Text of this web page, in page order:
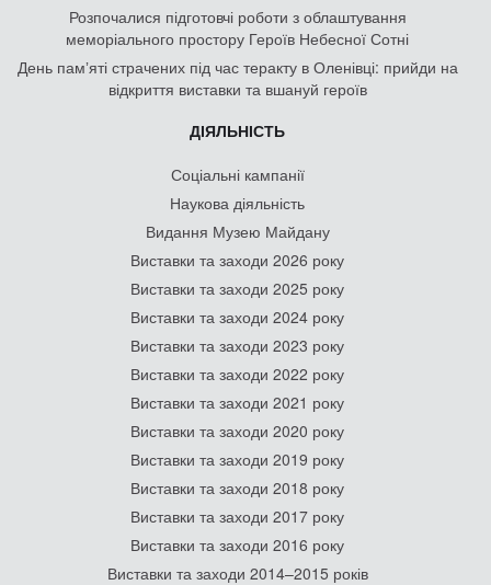
Розпочалися підготовчі роботи з облаштування
меморіального простору Героїв Небесної Сотні
День памʼяті страчених під час теракту в Оленівці: прийди на
відкриття виставки та вшануй героїв
ДІЯЛЬНІСТЬ
Соціальні кампанії
Наукова діяльність
Видання Музею Майдану
Виставки та заходи 2026 року
Виставки та заходи 2025 року
Виставки та заходи 2024 року
Виставки та заходи 2023 року
Виставки та заходи 2022 року
Виставки та заходи 2021 року
Виставки та заходи 2020 року
Виставки та заходи 2019 року
Виставки та заходи 2018 року
Виставки та заходи 2017 року
Виставки та заходи 2016 року
Виставки та заходи 2014–2015 років